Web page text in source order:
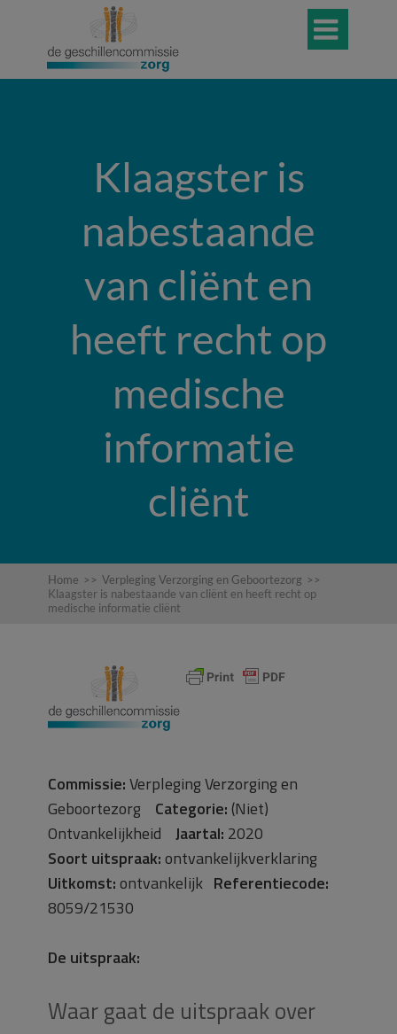

Klaagster is
nabestaande
van cliënt en
heeft recht op
medische
informatie
cliënt
Home >> Verpleging Verzorging en Geboortezorg >>
Klaagster is nabestaande van cliënt en heeft recht op
medische informatie cliënt
Commissie:Verpleging Verzorging en
Geboortezorg Categorie:(Niet)
Ontvankelijkheid Jaartal: 2020
Soort uitspraak:ontvankelijkverklaring
Uitkomst:ontvankelijk Referentiecode:
8059/21530
De uitspraak:
Waar gaat de uitspraak over